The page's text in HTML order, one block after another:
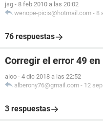
jsg - 8 feb 2010 a las 20:02
wenope-picis@hotmail.com - 8
76 respuestas
Corregir el error 49
aloo - 4 dic 2018 a las 22:52
alberony76@gmail.com - 12
3 respuestas